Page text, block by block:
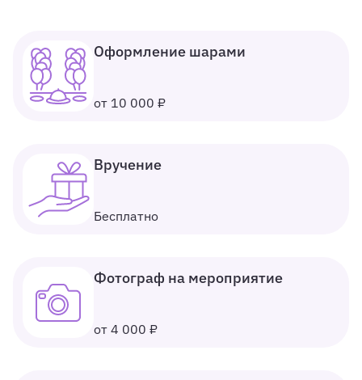
Оформление шарами
от 10 000 ₽
Вручение
Бесплатно
Фотограф на мероприятие
от 4 000 ₽